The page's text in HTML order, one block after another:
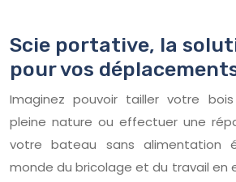
Scie portative, la
pour vos
Imaginez pouvoir tailler votre
pleine nature ou effectuer une
votre bateau sans alimentation
monde du bricolage et du travail en